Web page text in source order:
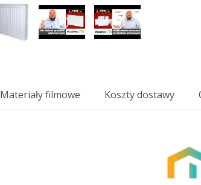
Materiały filmowe Koszty dostawy